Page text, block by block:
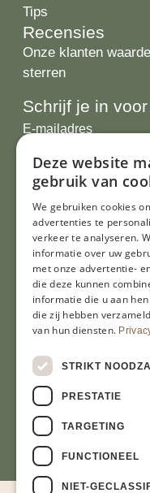
Tips
Recensies
Onze klanten
sterren
Schrijf je in
E-
Al onze
© Copyright 2026
Deze website
gebruik van
We gebruiken cookies
advertenties te
verkeer te analyseren.
informatie over uw
met onze advertentie-
die deze kunnen
informatie die u aan
die zij hebben
van hun diensten.
STRIKT
PRESTATIE
TARGETING
FUNCTIONEEL
NIET-